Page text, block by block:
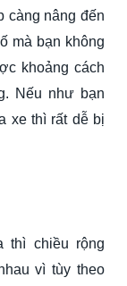
càng nâng đến
mà bạn không
khoảng cách
Nếu như bạn
xe thì rất dễ bị
thì chiều rộng
vì tùy theo